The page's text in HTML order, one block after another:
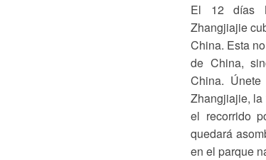
El 12 días
Zhangjiajie
China. Esta
de China,
China.
Zhangjiajie, la
el recorrido
quedará
en el parque